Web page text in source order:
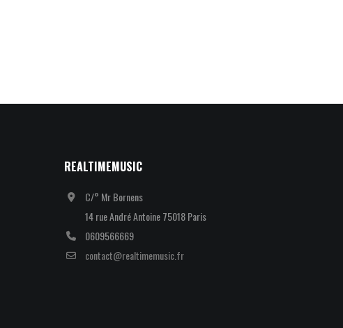
REALTIMEMUSIC
C/° Mr Bornens
14 rue André Antoine 75018 Paris
0609566669
contact@realtimemusic.fr